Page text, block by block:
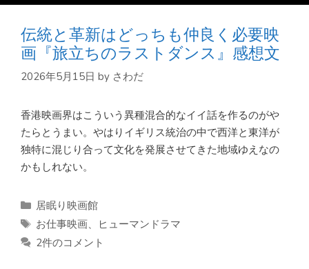
伝統と革新はどっちも仲良く必要映
画『旅立ちのラストダンス』感想文
2026年5月15日 by さわだ
香港映画界はこういう異種混合的なイイ話を作るのがや
たらとうまい。やはりイギリス統治の中で西洋と東洋が
独特に混じり合って文化を発展させてきた地域ゆえなの
かもしれない。
カ
テ
ゴ
リ
居眠り映画館
タ
グ
お仕事映画、
ヒューマンドラマ
2件のコメント